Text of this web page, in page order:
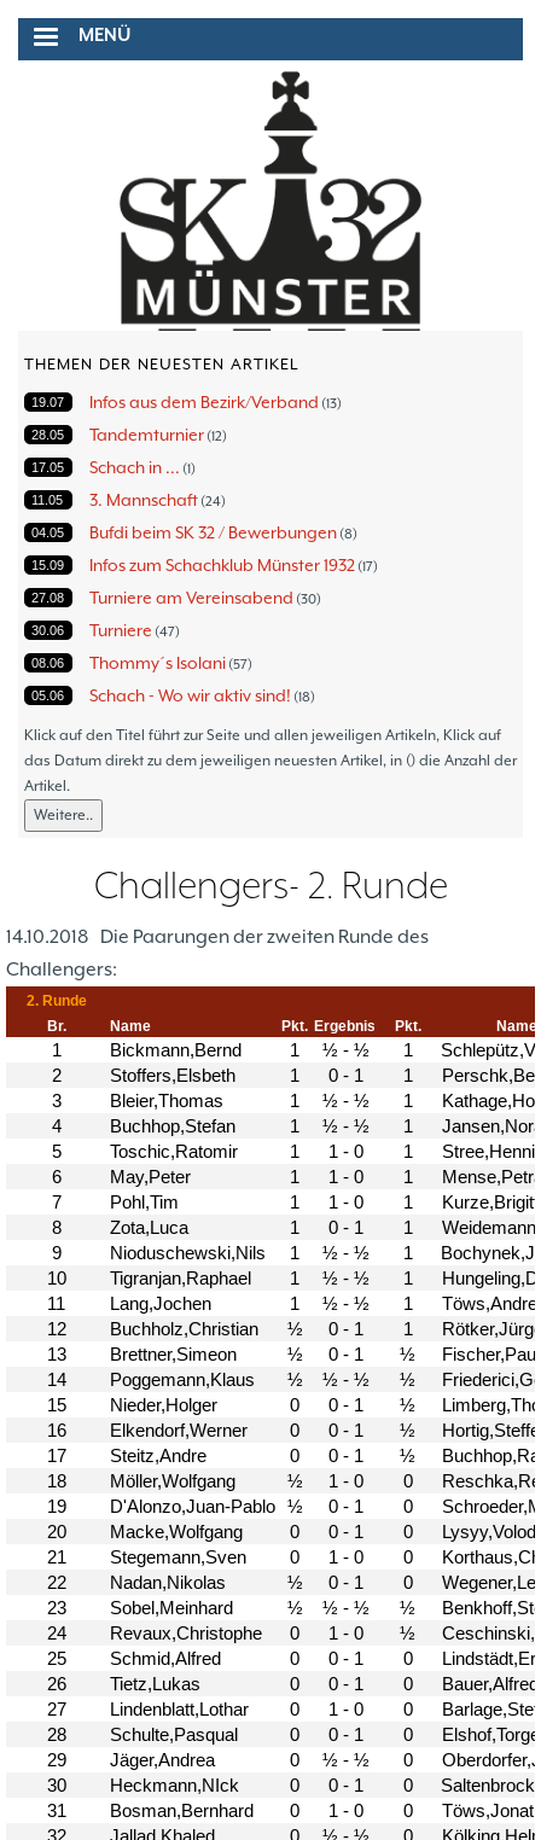
Inhalt
MENÜ
THEMEN DER NEUESTEN ARTIKEL
19.07 Infos aus dem Bezirk/Verband 13
28.05 Tandemturnier 12
17.05 Schach in ... 1
11.05 3. Mannschaft 24
04.05 Bufdi beim SK 32 / Bewerbungen 8
15.09 Infos zum Schachklub Münster 1932 17
27.08 Turniere am Vereinsabend 30
30.06 Turniere 47
08.06 Thommy´s Isolani 57
05.06 Schach - Wo wir aktiv sind! 18
11.05 Bezirksturniere 1
05.05 Frauenmannschaft 6
09.10
Jugendmannschaften
Landesebene
17.08 Hammerstraßenfest 3
21.05 Hiltruper Frühlingsfest/Resümee 2
21.05 Schach in der JVA 2
16.02 Problemschach
19.01 Jubiläums-Turniere
21.12 Jugendtraining 2
21.12
Kinder und Jugendliche - Schachjugend
Münster
18
2. Mannschaft
24.02 1. Mannschaft 37
29.07 Mannschaften
13.05 Stadtmeisterschaften
07.03 Ehrenamtliche Helfer
27.02 Social Media 4
SK 32 in der Presse
06.01 Neujahrsblitzturnier 4
15.05 Training 6
07.11
Wer wir sind- Vorstellung unserer
Mitglieder
19.10
37. Münsterland Open 2019
23
12.05 7. Mannschaft 1
17.03 4. Mannschaft 1
Bezirksebene 10
01.01
Mitgliedsbeiträge und
Kontoverbindung
1
06.12
Deutsche Ebene
3
20.10 36. Münsterland Open 2018
20.08
Satzung des Schachklubs Münster 1932
1
Klick auf den Titel führt zur Seite und allen jeweiligen Artikeln, Klick auf
das Datum direkt zu dem jeweiligen neuesten Artikel, in () die Anzahl der
Artikel.
Weitere..
Challengers- 2. Runde
14.10.2018
Die Paarungen der zweiten Runde des
Challengers: